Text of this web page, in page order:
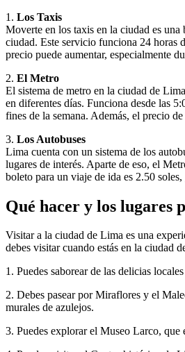
1. Los Taxis
Moverte en los taxis en la ciudad es una
ciudad. Este servicio funciona 24 horas
precio puede aumentar, especialmente
2. El Metro
El sistema de metro en la ciudad de
en diferentes días. Funciona desde las
fines de la semana. Además, el precio
3. Los Autobuses
Lima cuenta con un sistema de los
lugares de interés. Aparte de eso, el
boleto para un viaje de ida es 2.50
Qué hacer y los lugares
Visitar a la ciudad de Lima es una
debes visitar cuando estás en la ciudad
1. Puedes saborear de las delicias
2. Debes pasear por Miraflores y el
murales de azulejos.
3. Puedes explorar el Museo Larco, que